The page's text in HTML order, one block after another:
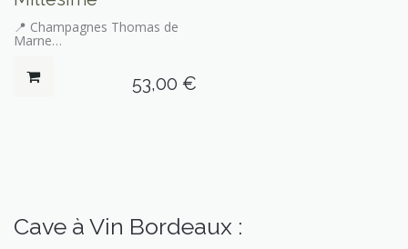
📍 Champagnes Thomas de
Marne
53,00 €
Cave à Vin Bordeaux :